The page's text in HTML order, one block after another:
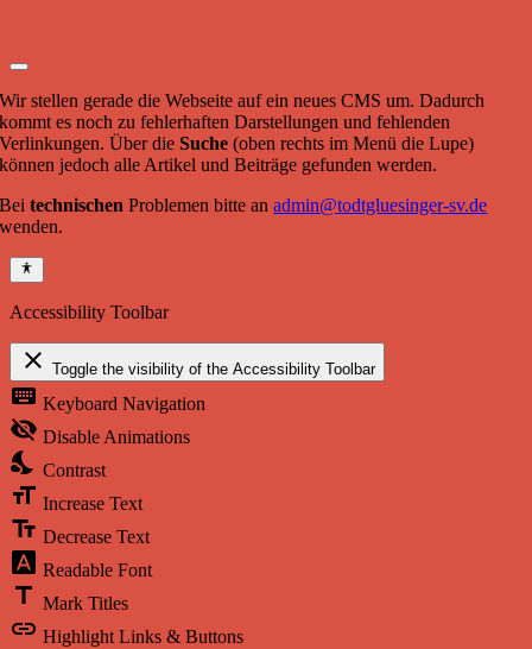
Wir stellen gerade die Webseite auf ein neues CMS um. Dadurch
kommt es noch zu fehlerhaften Darstellungen und fehlenden
Verlinkungen. Über dieSuche (oben rechts im Menü die Lupe)
können jedoch alle Artikel und Beiträge gefunden werden.
Beitechnischen Problemen bitte anadmin@todtgluesinger-sv.de
wenden.
Accessibility Toolbar
close Toggle the visibility of the Accessibility Toolbar
keyboard Keyboard Navigation
visibility_off Disable Animations
nights_stay Contrast
format_size Increase Text
text_fields Decrease Text
font_download Readable Font
title Mark Titles
link Highlight Links & Buttons